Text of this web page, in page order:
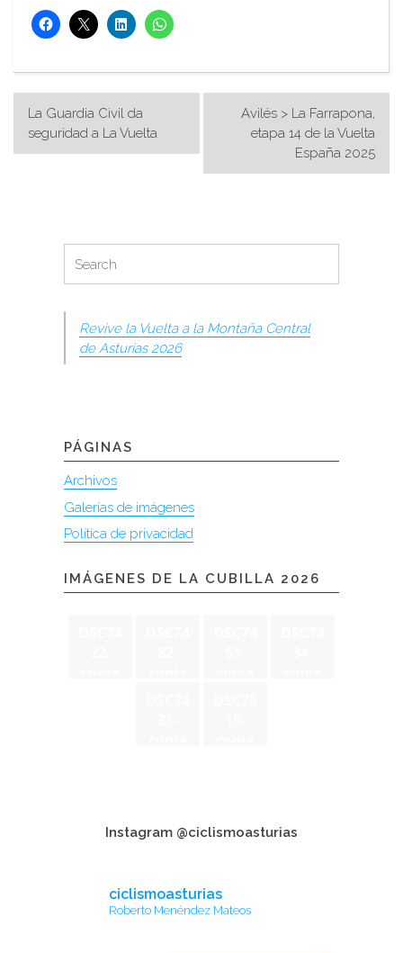
Navegación
de
La Guardia Civil da
seguridad a La Vuelta
Avilés > La Farrapona,
etapa 14 de la Vuelta
España 2025
for:
Search
Revive la Vuelta a la Montaña Central
de Asturias 2026
PÁGINAS
Archivos
Galerías de imágenes
Política de privacidad
IMÁGENES DE LA CUBILLA 2026
Instagram @ciclismoasturias
ciclismoasturias
Roberto Menéndez Mateos